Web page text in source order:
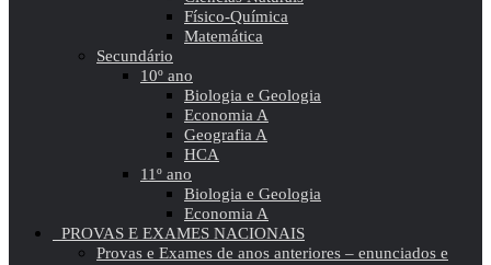
Físico-Química
Matemática
Secundário
10º ano
Biologia e Geologia
Economia A
Geografia A
HCA
11º ano
Biologia e Geologia
Economia A
PROVAS E EXAMES NACIONAIS
Provas e Exames de anos anteriores – enunciados e